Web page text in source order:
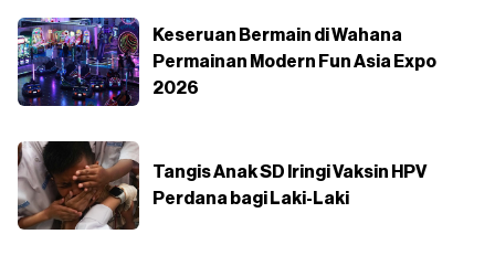
Keseruan Bermain di Wahana
Permainan Modern Fun Asia Expo
2026
Tangis Anak SD Iringi Vaksin HPV
Perdana bagi Laki-Laki